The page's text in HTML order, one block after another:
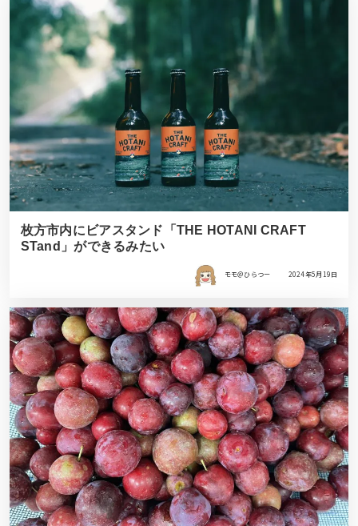
枚方市内にビアスタンド「THE HOTANI CRAFT
STand」ができるみたい
モモ＠ひらつー 2024年5月19日